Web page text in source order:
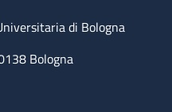
di Bologna
Bologna